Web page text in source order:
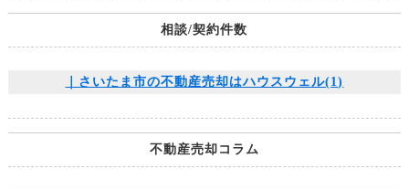
相談/契約件数
｜さいたま市の不動産売却はハウスウェル(1)
不動産売却コラム